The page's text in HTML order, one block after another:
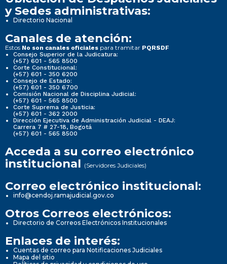
y Sedes administrativas:
Directorio Nacional
Canales de atención:
Estos No son canales oficiales para tramitar PQRSDF
Consejo Superior de la Judicatura:
(+57) 601 - 565 8500
Corte Constitucional:
(+57) 601 - 350 6200
Consejo de Estado:
(+57) 601 - 350 6700
Comisión Nacional de Disciplina Judicial:
(+57) 601 - 565 8500
Corte Suprema de Justicia:
(+57) 601 - 362 2000
Dirección Ejecutiva de Administración Judicial - DEAJ:
Carrera 7 # 27-18, Bogotá
(+57) 601 - 565 8500
Acceda a su correo electrónico
institucional (Servidores Judiciales)
Correo electrónico institucional:
info@cendoj.ramajudicial.gov.co
Otros Correos electrónicos:
Directorio de Correos Electrónicos Institucionales
Enlaces de interés:
Cuentas de correo para Notificaciones Judiciales
Mapa del sitio